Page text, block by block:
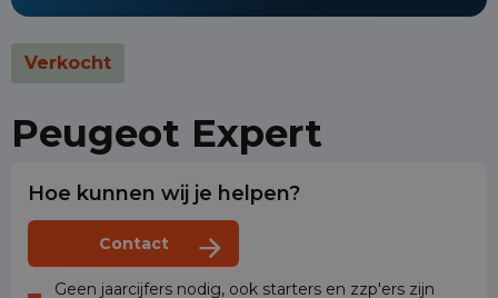
Verkocht
Peugeot Expert
Hoe kunnen wij je helpen?
Contact
Geen jaarcijfers nodig, ook starters en zzp'ers zijn